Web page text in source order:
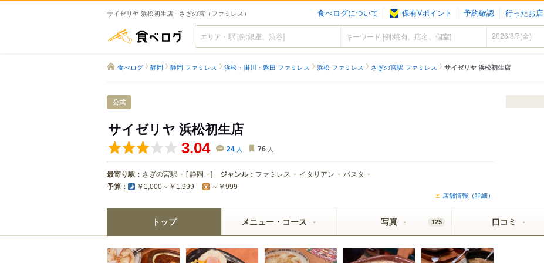
サイゼリヤ 浜松初生店 - さぎの宮（ファミレス） 食べログについて 保有Vポイント 予約確認 行ったお店
食べログ
食べログ 静岡 静岡 ファミレス 浜松・掛川・磐田 ファミレス 浜松 ファミレス さぎの宮駅 ファミレス サイゼリヤ 浜松初生店
公式
サイゼリヤ 浜松初生店
3.04 24 人 76 人
最寄り駅： さぎの宮駅 [静岡 ] ジャンル： ファミレス イタリアン パスタ
予算： ￥1,000～￥1,999 ～￥999
店舗情報（詳細）
トップ メニュー・コース 写真 125 口コミ